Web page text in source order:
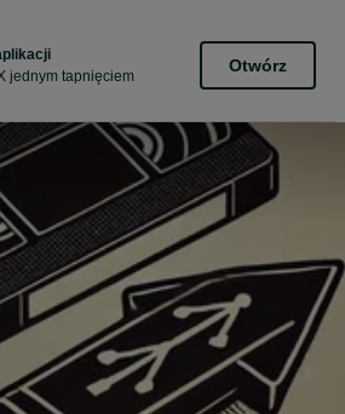
jednym tapnięciem
Otwórz